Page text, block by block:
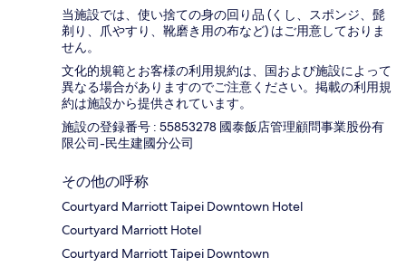
当施設では、使い捨ての身の回り品 (くし、スポンジ、髭
剃り、爪やすり、靴磨き用の布など) はご用意しておりま
せん。
文化的規範とお客様の利用規約は、国および施設によって
異なる場合がありますのでご注意ください。掲載の利用規
約は施設から提供されています。
施設の登録番号 : 55853278 國泰飯店管理顧問事業股份有
限公司-民生建國分公司
その他の呼称
Courtyard Marriott Taipei Downtown Hotel
Courtyard Marriott Hotel
Courtyard Marriott Taipei Downtown